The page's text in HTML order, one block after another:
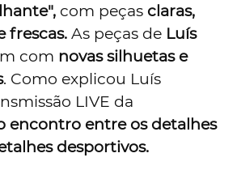
com peças claras,
frescas. As peças de Luís
com novas silhuetas e
. Como explicou Luís
LIVE da
encontro entre os detalhes
desportivos.